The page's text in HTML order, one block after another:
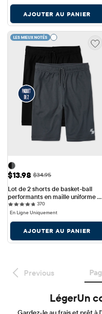
AJOUTER AU PANIER
LES MIEUX NOTÉS
Prix ​​de vente: $13.98
$13.98 Prix ​​d'origine: $34.95
$34.95
Lot de 2 shorts de basket-ball
performants en maille uniforme
pour garçon
370370 reviews
En Ligne Uniquement
AJOUTER AU PANIER
Previous
LégerUn